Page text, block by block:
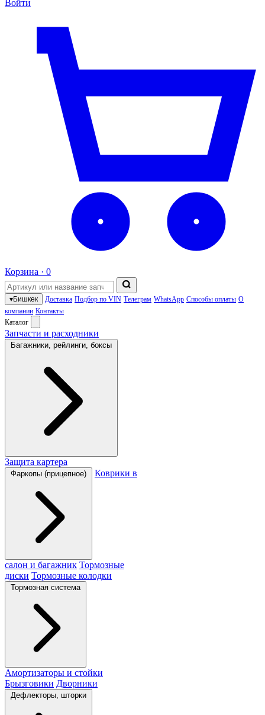
Войти
Корзина · 0
▾Бишкек Доставка Подбор по VIN Телеграм WhatsApp Способы оплаты О
компании Контакты
Каталог
Запчасти и расходники
Багажники, рейлинги, боксы
Защита картера
Фаркопы (прицепное) Коврики в
салон и багажник Тормозные
диски Тормозные колодки
Тормозная система
Амортизаторы и стойки
Брызговики Дворники
Дефлекторы, шторки